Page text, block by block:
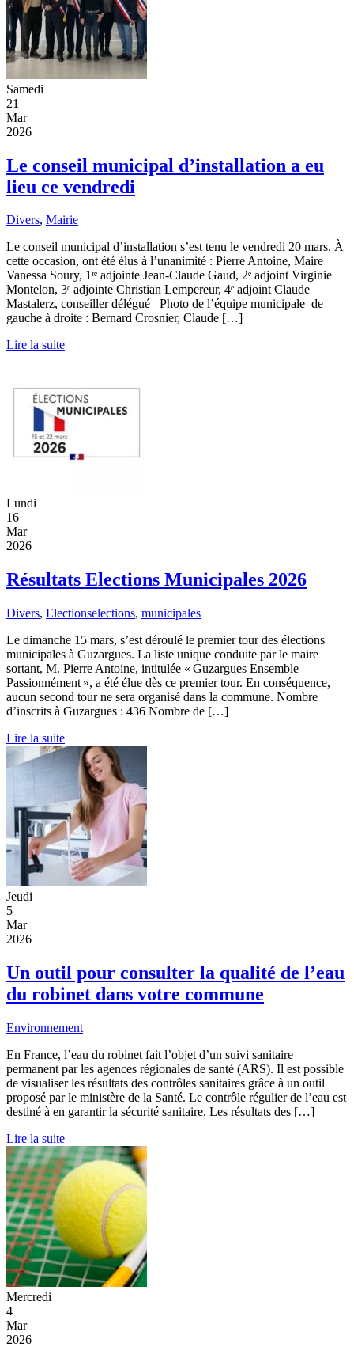
Samedi
21
Mar
2026
Le conseil municipal d’installation a eu
lieu ce vendredi
Divers, Mairie
Le conseil municipal d’installation s’est tenu le vendredi 20 mars. À
cette occasion, ont été élus à l’unanimité : Pierre Antoine, Maire
Vanessa Soury, 1ʳᵉ adjointe Jean-Claude Gaud, 2ᵉ adjoint Virginie
Montelon, 3ᵉ adjointe Christian Lempereur, 4ᵉ adjoint Claude
Mastalerz, conseiller délégué Photo de l’équipe municipale de
gauche à droite : Bernard Crosnier, Claude […]
Lire la suite
Lundi
16
Mar
2026
Résultats Elections Municipales 2026
Divers, Electionselections, municipales
Le dimanche 15 mars, s’est déroulé le premier tour des élections
municipales à Guzargues. La liste unique conduite par le maire
sortant, M. Pierre Antoine, intitulée « Guzargues Ensemble
Passionnément », a été élue dès ce premier tour. En conséquence,
aucun second tour ne sera organisé dans la commune. Nombre
d’inscrits à Guzargues : 436 Nombre de […]
Lire la suite
Jeudi
5
Mar
2026
Un outil pour consulter la qualité de l’eau
du robinet dans votre commune
Environnement
En France, l’eau du robinet fait l’objet d’un suivi sanitaire
permanent par les agences régionales de santé (ARS). Il est possible
de visualiser les résultats des contrôles sanitaires grâce à un outil
proposé par le ministère de la Santé. Le contrôle régulier de l’eau est
destiné à en garantir la sécurité sanitaire. Les résultats des […]
Lire la suite
Mercredi
4
Mar
2026